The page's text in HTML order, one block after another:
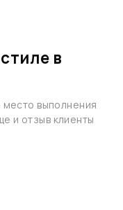
в
выполнения
и отзыв клиенты